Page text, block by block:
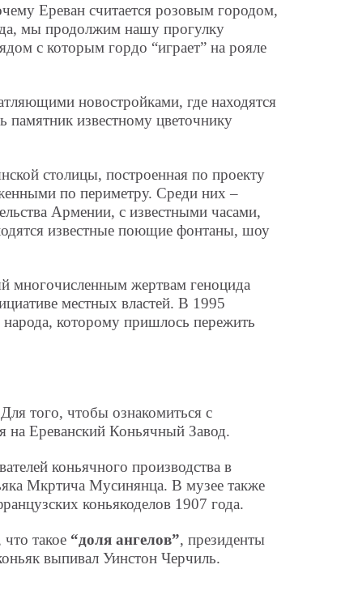
Ереван считается розовым городом,
мы продолжим нашу прогулку
с которым гордо “играет” на рояле
новостройками, где находятся
известному цветочнику
столицы, построенная по проекту
по периметру. Среди них –
Армении, с известными часами,
известные поющие фонтаны, шоу
многочисленным жертвам геноцида
местных властей. В 1995
которому пришлось пережить
того, чтобы ознакомиться с
на Ереванский Коньячный Завод.
коньячного производства в
Мкртича Мусинянца. В музее также
коньякоделов 1907 года.
такое “доля ангелов”, президенты
выпивал Уинстон Черчиль.